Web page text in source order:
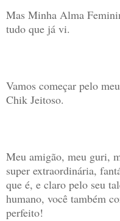
Mas Minha Alma
tudo que já vi.
Vamos começar pelo
Chik Jeitoso.
Meu amigão, meu guri,
super extraordinária,
que é, e claro pelo seu
humano, você também
perfeito!